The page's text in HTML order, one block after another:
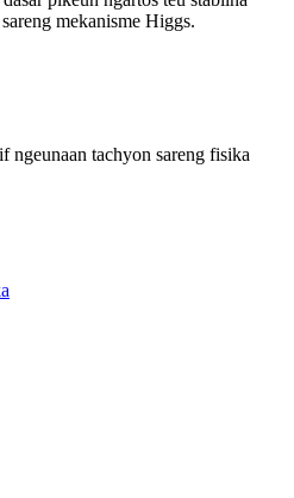
mekanisme Higgs.
ngeunaan tachyon sareng fisika